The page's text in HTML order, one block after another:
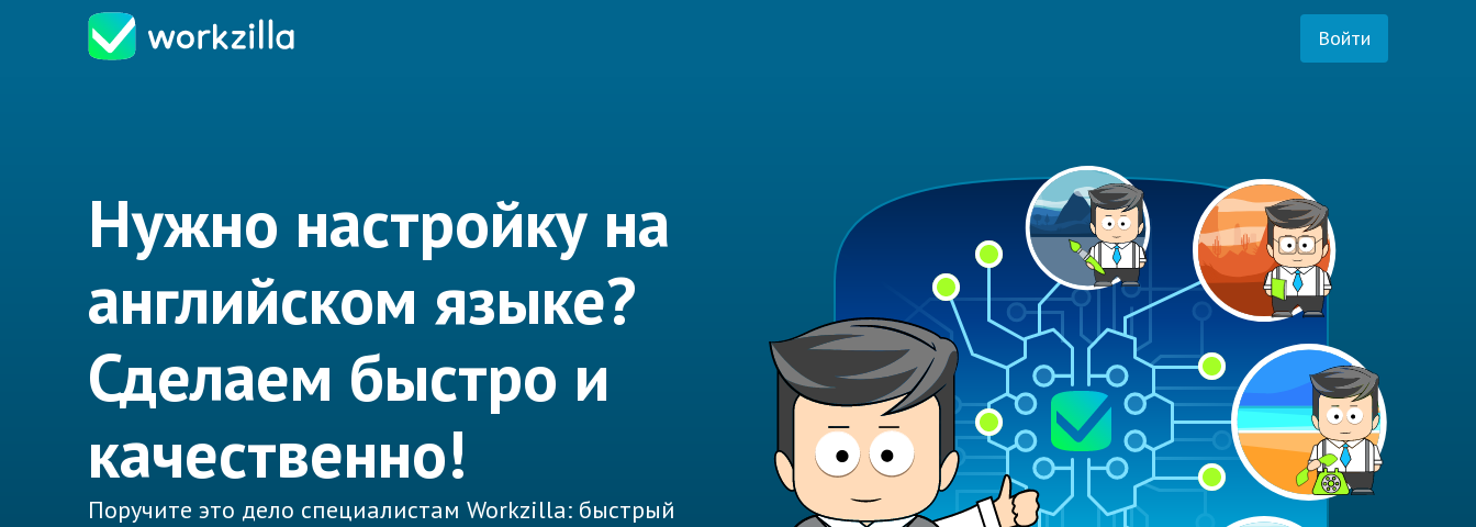
Войти
Нужно настройку на
английском языке?
Сделаем быстро и
качественно!
Поручите это дело специалистам Workzilla: быстрый